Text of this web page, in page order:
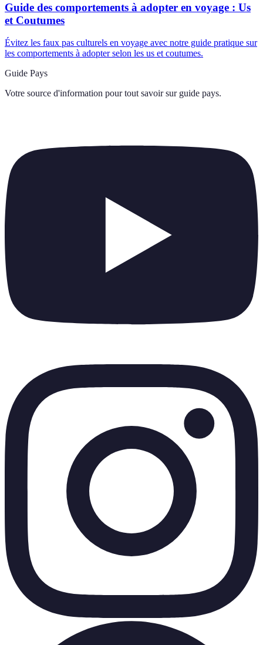
Guide des comportements à adopter en voyage : Us
et Coutumes
Évitez les faux pas culturels en voyage avec notre guide pratique sur
les comportements à adopter selon les us et coutumes.
Guide Pays
Votre source d'information pour tout savoir sur guide pays.